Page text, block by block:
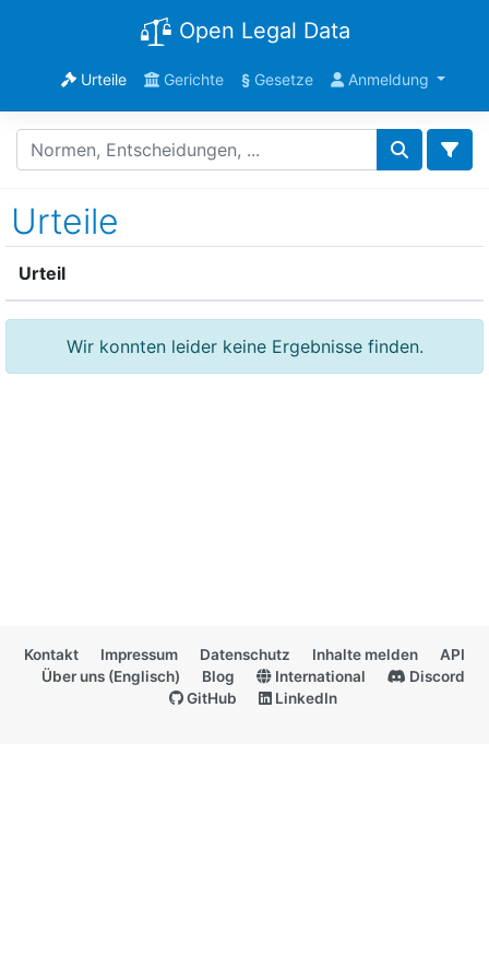
Open Legal Data
Urteile Gerichte §Gesetze Anmeldung
Urteile
Urteil
Wir konnten leider keine Ergebnisse finden.
Kontakt Impressum Datenschutz Inhalte melden
API
Über uns (Englisch)
Blog International
Discord
GitHub
LinkedIn